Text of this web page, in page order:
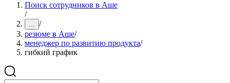
Поиск сотрудников в Аше
/
... /
резюме в Аше/
менеджер по развитию продукта/
гибкий график